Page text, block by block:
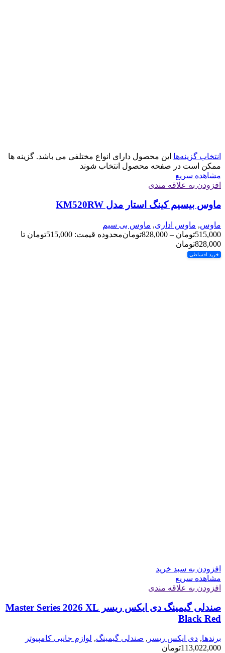
انتخاب گزینه‌ها این محصول دارای انواع مختلفی می باشد. گزینه ها
ممکن است در صفحه محصول انتخاب شوند
مشاهده سریع
افزودن به علاقه مندی
ماوس بیسیم کینگ استار مدل KM520RW
ماوس, ماوس اداری, ماوس بی سیم
515,000تومان –
828,000تومان
محدوده قیمت: 515,000تومان تا
828,000تومان
خرید اقساطی
افزودن به سبد خرید
مشاهده سریع
افزودن به علاقه مندی
صندلی گیمینگ دی ایکس ریسر Master Series 2026 XL
Black Red
برندها, دی ایکس ریسر , صندلی گیمینگ, لوازم جانبی کامپیوتر
113,022,000تومان